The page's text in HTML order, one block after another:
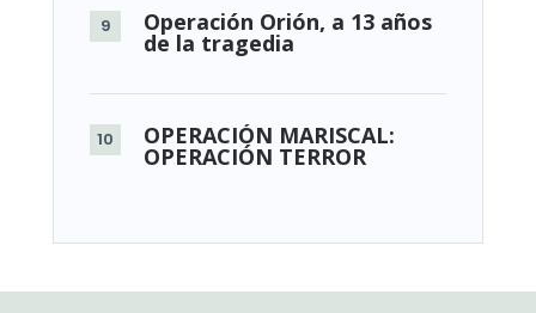
Operación Orión, a 13 años
de la tragedia
OPERACIÓN MARISCAL:
OPERACIÓN TERROR